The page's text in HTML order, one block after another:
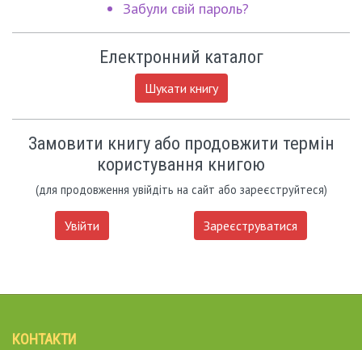
Забули свій пароль?
Електронний каталог
Шукати книгу
Замовити книгу або продовжити термін
користування книгою
(для продовження увійдіть на сайт або зареєструйтеся)
Увійти Зареєструватися
КОНТАКТИ